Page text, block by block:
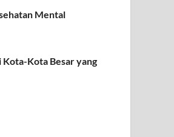
Mental
Kota Besar yang